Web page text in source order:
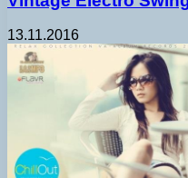
13.11.2016